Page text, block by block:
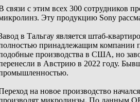
связи с этим всех 300 сотрудников
Эту продукцию Sony
в Тальгау является штаб-
принадлежащим компании
производства в США, но
в Австрию в 2022 году.
на новое производство
микролинзы. По данным